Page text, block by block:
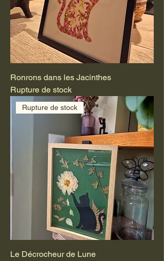
Ronrons dans les Jacinthes
Rupture de stock
Rupture de stock
Le Décrocheur de Lune